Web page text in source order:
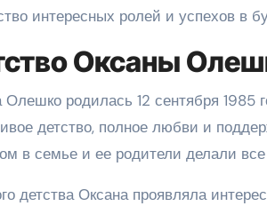
интересных ролей и успехов в
Оксаны
Олешко родилась 12 сентября 1985
детство, полное любви и
в семье и ее родители делали
детства Оксана проявляла